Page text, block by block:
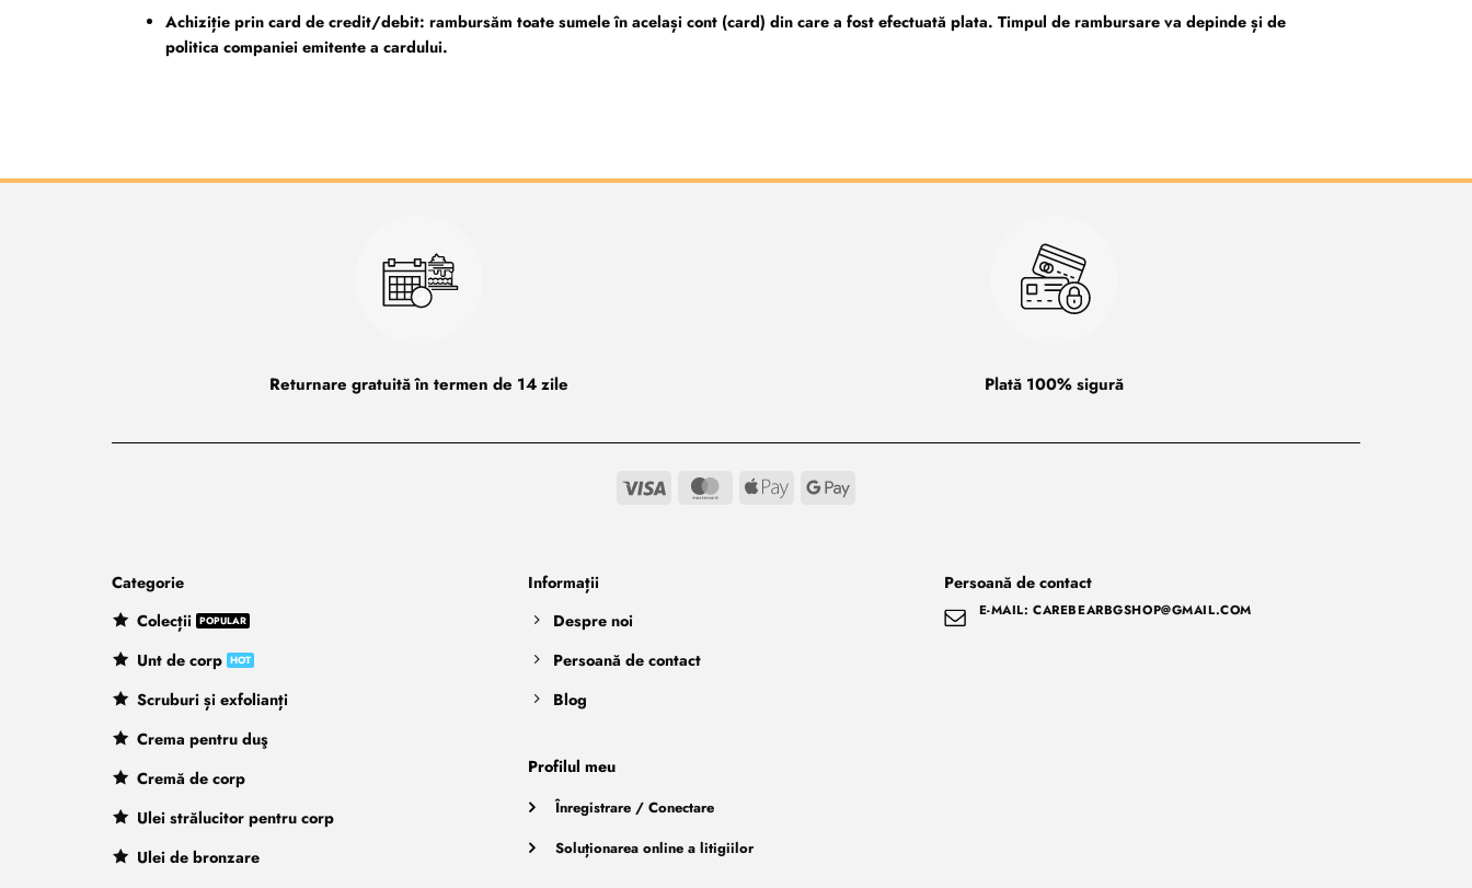
Achiziție prin card de credit/debit: rambursăm toate sumele în același cont (card) din care a fost efectuată plata. Timpul de rambursare va depinde și de
politica companiei emitente a cardului.
Returnare gratuită în termen de 14 zile Plată 100% sigură
Visa MasterCard
Apple
Google
Categorie
Colecții
Unt de corp
Scruburi și exfolianți
Crema pentru duş
Cremă de corp
Ulei strălucitor pentru corp
Ulei de bronzare
Informații
Despre noi
Persoană de contact
Blog
Profilul meu
Înregistrare / Conectare
Soluționarea online a litigiilor
Persoană de contact
E-MAIL: CAREBEARBGSHOP@GMAIL.COM